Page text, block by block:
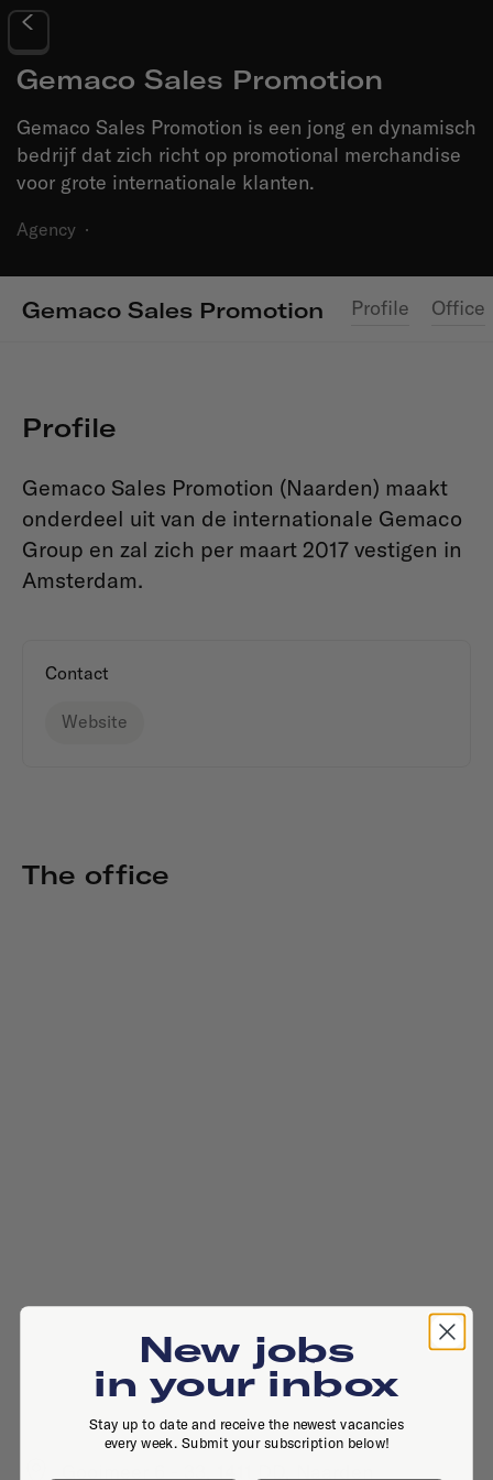
Gemaco Sales Promotion
Gemaco Sales Promotion is een jong en dynamisch
bedrijf dat zich richt op promotional merchandise
voor grote internationale klanten.
Agency ·
Gemaco Sales Promotion Profile Office
Profile
Gemaco Sales Promotion (Naarden) maakt
onderdeel uit van de internationale Gemaco
Group en zal zich per maart 2017 vestigen in
Amsterdam.
Contact
Website
The office
New jobs
in your inbox
Stay up to date and receive the newest vacancies
every week. Submit your subscription below!